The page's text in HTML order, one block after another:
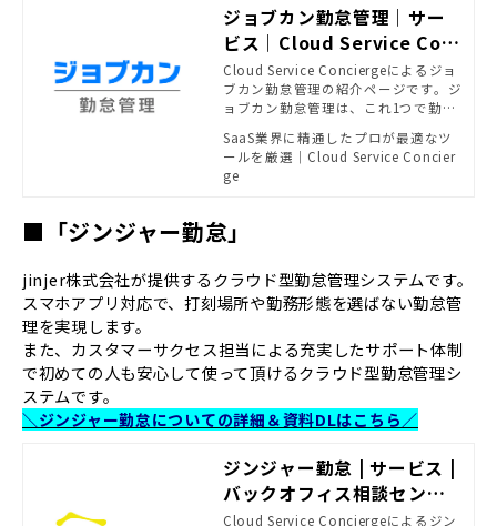
ジョブカン勤怠管理｜サー
ビス｜Cloud Service Con
cierge
Cloud Service Conciergeによるジョ
ブカン勤怠管理の紹介ページです。ジ
ョブカン勤怠管理は、これ1つで勤怠
り、それでいてシンプルな操作であ
るため、初めてでもすぐに使い始め
られます。
SaaS業界に精通したプロが最適なツ
ールを厳選｜Cloud Service Concier
ge
■「ジンジャー勤怠」
jinjer株式会社が提供するクラウド型勤怠管理システムです。
スマホアプリ対応で、打刻場所や勤務形態を選ばない勤怠管
理を実現します。
また、カスタマーサクセス担当による充実したサポート体制
で初めての人も安心して使って頂けるクラウド型勤怠管理シ
ステムです。
＼ジンジャー勤怠についての詳細＆資料DLはこちら／
ジンジャー勤怠 | サービス |
バックオフィス相談センタ
ー - SB C&Sがおすすめする
Cloud Service Conciergeによるジン